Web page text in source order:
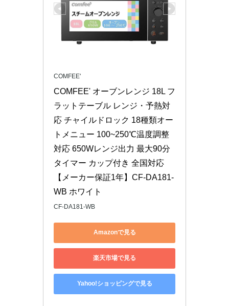
COMFEE'
COMFEE' オーブンレンジ 18L フ
ラットテーブル レンジ・予熱対
応 チャイルドロック 18種類オー
トメニュー 100~250℃温度調整
対応 650Wレンジ出力 最大90分
タイマー カップ付き 全国対応
【メーカー保証1年】CF-DA181-
WB ホワイト
CF-DA181-WB
Amazonで見る
楽天市場で見る
Yahoo!ショッピングで見る